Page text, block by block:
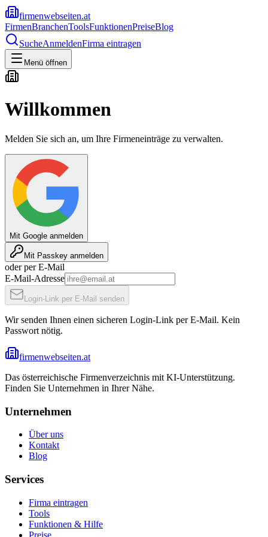
firmenwebseiten.at
FirmenBranchenToolsFunktionenPreiseBlog
SucheAnmeldenFirma eintragen
Menü öffnen
Willkommen
Melden Sie sich an, um Ihre Firmeneinträge zu verwalten.
Mit Google anmelden
Mit Passkey anmelden
oder per E-Mail
E-Mail-Adresse
Login-Link per E-Mail senden
Wir senden Ihnen einen sicheren Login-Link per E-Mail. Kein
Passwort nötig.
firmenwebseiten.at
Das österreichische Firmenverzeichnis mit KI-Unterstützung.
Finden Sie Unternehmen in Ihrer Nähe.
Unternehmen
Über uns
Kontakt
Blog
Services
Firma eintragen
Tools
Funktionen & Hilfe
Preise